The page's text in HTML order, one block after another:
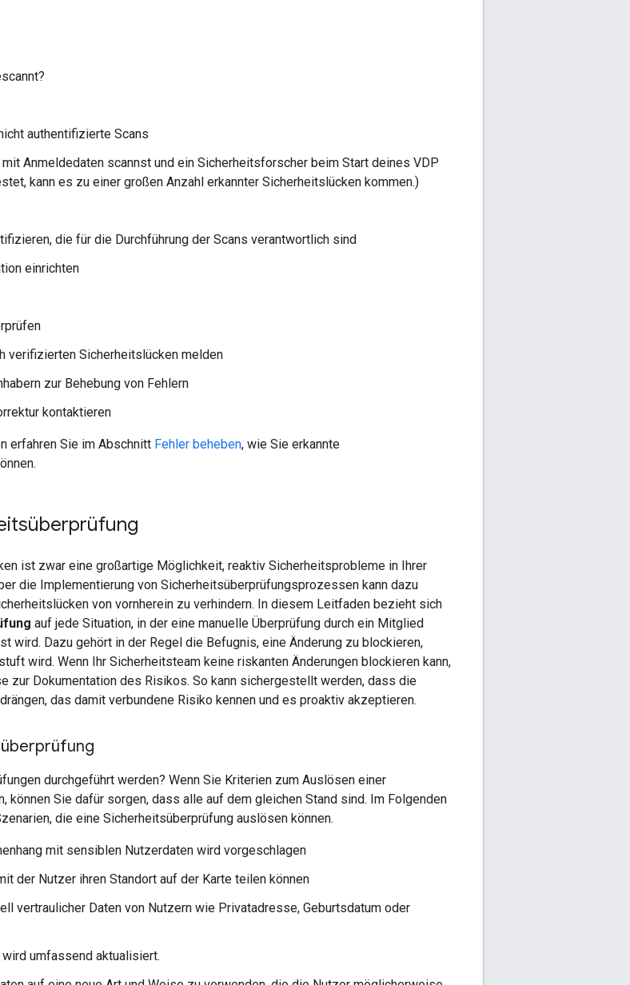
authentifizierte Scans
mit Anmeldedaten scannst und ein Sicherheitsforscher beim Start deines VDP
kann es zu einer großen Anzahl erkannter Sicherheitslücken kommen.)
die für die Durchführung der Scans verantwortlich sind
einrichten
verifizierten Sicherheitslücken melden
zur Behebung von Fehlern
kontaktieren
erfahren Sie im Abschnitt Fehler beheben, wie Sie erkannte
ist zwar eine großartige Möglichkeit, reaktiv Sicherheitsprobleme in Ihrer
die Implementierung von Sicherheitsüberprüfungsprozessen kann dazu
von vornherein zu verhindern. In diesem Leitfaden bezieht sich
auf jede Situation, in der eine manuelle Überprüfung durch ein Mitglied
wird. Dazu gehört in der Regel die Befugnis, eine Änderung zu blockieren,
wird. Wenn Ihr Sicherheitsteam keine riskanten Änderungen blockieren kann,
zur Dokumentation des Risikos. So kann sichergestellt werden, dass die
das damit verbundene Risiko kennen und es proaktiv akzeptieren.
durchgeführt werden? Wenn Sie Kriterien zum Auslösen einer
können Sie dafür sorgen, dass alle auf dem gleichen Stand sind. Im Folgenden
die eine Sicherheitsüberprüfung auslösen können.
mit sensiblen Nutzerdaten wird vorgeschlagen
der Nutzer ihren Standort auf der Karte teilen können
vertraulicher Daten von Nutzern wie Privatadresse, Geburtsdatum oder
umfassend aktualisiert.